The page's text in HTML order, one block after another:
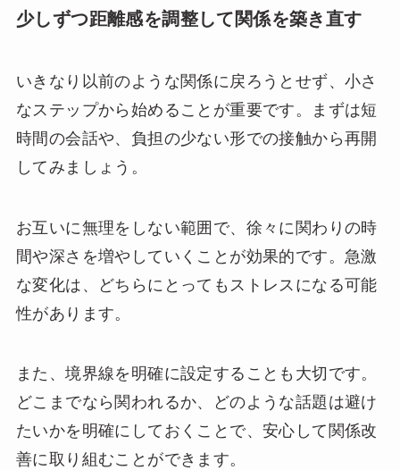
少しずつ距離感を調整して関係を築き直す
いきなり以前のような関係に戻ろうとせず、小さ
なステップから始めることが重要です。まずは短
時間の会話や、負担の少ない形での接触から再開
してみましょう。
お互いに無理をしない範囲で、徐々に関わりの時
間や深さを増やしていくことが効果的です。急激
な変化は、どちらにとってもストレスになる可能
性があります。
また、境界線を明確に設定することも大切です。
どこまでなら関われるか、どのような話題は避け
たいかを明確にしておくことで、安心して関係改
善に取り組むことができます。